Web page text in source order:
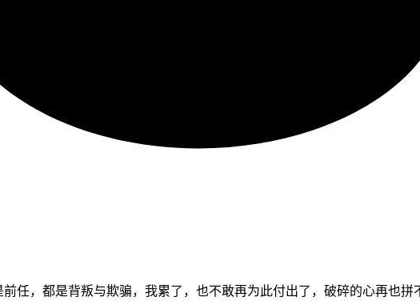
任，都是背叛与欺骗，我累了，也不敢再为此付出了，破碎的心再也